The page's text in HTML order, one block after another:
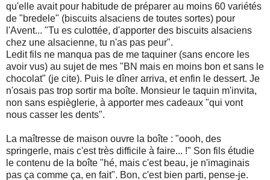
qu'elle avait pour habitude de préparer au moins 60 variétés
de "bredele" (biscuits alsaciens de toutes sortes) pour
l'Avent... "Tu es culottée, d'apporter des biscuits alsaciens
chez une alsacienne, tu n'as pas peur".
Ledit fils ne manqua pas de me taquiner (sans encore les
avoir vus) au sujet de mes "BN mais en moins bon et sans le
chocolat" (je cite). Puis le dîner arriva, et enfin le dessert. Je
n'osais pas trop sortir ma boîte. Monsieur le taquin m'invita,
non sans espièglerie, à apporter mes cadeaux "qui vont
nous casser les dents".
La maîtresse de maison ouvre la boîte : "oooh, des
springerle, mais c'est très difficile à faire... !" Son fils étudie
le contenu de la boîte "hé, mais c'est beau, je n'imaginais
pas ça comme ça, en fait". Bon, c'est bien parti, pense-je.